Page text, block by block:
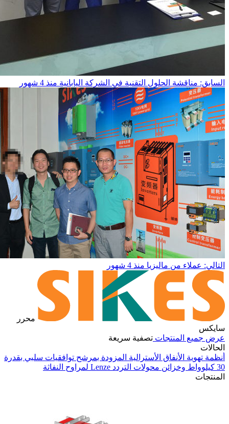
السابق: مناقشة الحلول التقنية في الشركة اليابانية منذ 4 شهور
التالي: عملاء من ماليزيا منذ 4 شهور
محرر
سايكس
عرض جميع المنتجات تصفية سريعة
الحالات
أنظمة تهوية الأنفاق الأسترالية المزودة بمرشح توافقيات سلبي بقدرة
30 كيلوواط وخزائن محولات التردد Lenze لمراوح النفاثة
المنتجات